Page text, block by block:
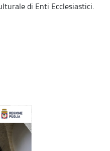
di Enti Ecclesiastici.